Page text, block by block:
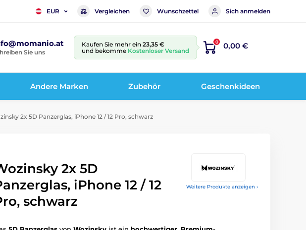
EUR Vergleichen Wunschzettel Sich anmelden
Sie uns
Kaufen Sie mehr ein 23,35 €
und bekomme Kostenloser Versand
0 0,00 €
Andere Marken Zubehör Geschenkideen
2x 5D Panzerglas, iPhone 12 / 12 Pro, schwarz
Weitere Produkte anzeigen ›
2x 5D
iPhone 12 / 12
schwarz